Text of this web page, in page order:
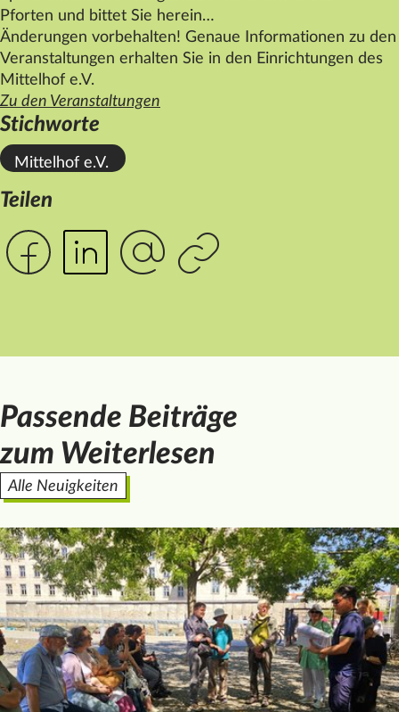
Pforten und bittet Sie herein…
Änderungen vorbehalten! Genaue Informationen zu den
Veranstaltungen erhalten Sie in den Einrichtungen des
Mittelhof e.V.
Zu den Veranstaltungen
Stichworte
Mittelhof e.V.
Teilen
Passende Beiträge
zum Weiterlesen
Alle Neuigkeiten